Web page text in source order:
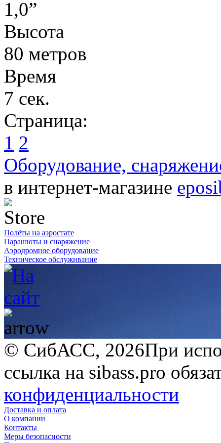
1,0”
Высота
80 метров
Время
7 сек.
Страница:
1 2
Оборудование,
в интернет-магазине
Полёты на аэростате
Парашюты и снаряжение
Аэродромное оборудование
Техническое обслуживание
© СибАСС, 2026При
ссылка на sibass.pro
конфиденциальности
Доставка и оплата
О компании
Контакты
Меры безопасности